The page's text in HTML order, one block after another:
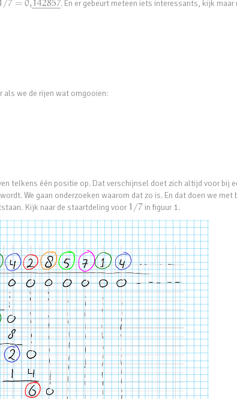
/7 = 0,142857
¯ ¯
¯¯¯¯¯¯¯¯¯¯
. En er gebeurt meteen iets interessants, kijk
als we de rijen wat omgooien:
telkens één positie op. Dat verschijnsel doet zich altijd voor bij
We gaan onderzoeken waarom dat zo is. En dat doen we
Kijk naar de staartdeling voor1 /7in figuur 1.